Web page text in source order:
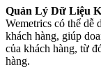
Quản Lý Dữ Liệu
Wemetrics có thể dễ
khách hàng, giúp
của khách hàng, từ
hàng.